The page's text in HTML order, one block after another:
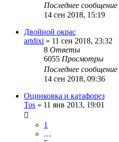
Последнее сообщение
14 сен 2018, 15:19
Двойной окрас
artdixi » 11 сен 2018, 23:32
8 Ответы
6055 Просмотры
Последнее сообщение
14 сен 2018, 09:36
Оцинковка и катафорез
Tos » 11 янв 2013, 19:01
1
…